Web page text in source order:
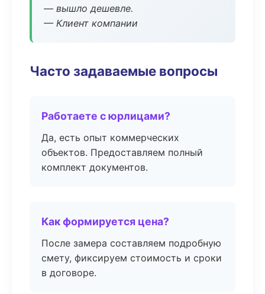
— вышло дешевле.
— Клиент компании
Часто задаваемые вопросы
Работаете с юрлицами?
Да, есть опыт коммерческих
объектов. Предоставляем полный
комплект документов.
Как формируется цена?
После замера составляем подробную
смету, фиксируем стоимость и сроки
в договоре.